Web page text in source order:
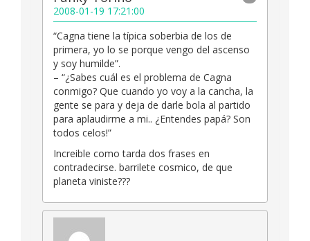
2008-01-19 17:21:00
“Cagna tiene la típica soberbia de los de
primera, yo lo se porque vengo del ascenso
y soy humilde”.
– “¿Sabes cuál es el problema de Cagna
conmigo? Que cuando yo voy a la cancha, la
gente se para y deja de darle bola al partido
para aplaudirme a mi.. ¿Entendes papá? Son
todos celos!”
Increible como tarda dos frases en
contradecirse. barrilete cosmico, de que
planeta viniste???